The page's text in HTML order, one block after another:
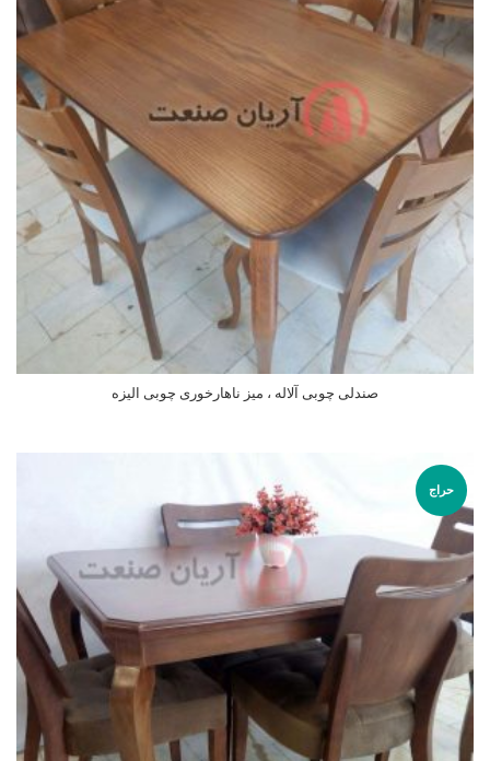
صندلی چوبی آلاله ، میز ناهارخوری چوبی الیزه
اطلاعات بیشتر
حراج